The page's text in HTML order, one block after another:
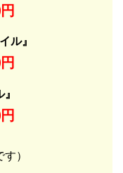
ル』
）